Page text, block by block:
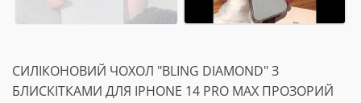
СИЛІКОНОВИЙ ЧОХОЛ "BLING DIAMOND" З
БЛИСКІТКАМИ ДЛЯ IPHONE 14 PRO MAX ПРОЗОРИЙ